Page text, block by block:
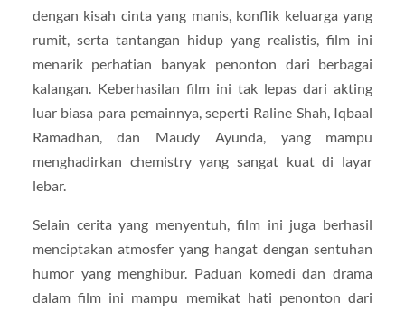
dengan kisah cinta yang manis, konflik keluarga yang
rumit, serta tantangan hidup yang realistis, film ini
menarik perhatian banyak penonton dari berbagai
kalangan. Keberhasilan film ini tak lepas dari akting
luar biasa para pemainnya, seperti Raline Shah, Iqbaal
Ramadhan, dan Maudy Ayunda, yang mampu
menghadirkan chemistry yang sangat kuat di layar
lebar.
Selain cerita yang menyentuh, film ini juga berhasil
menciptakan atmosfer yang hangat dengan sentuhan
humor yang menghibur. Paduan komedi dan drama
dalam film ini mampu memikat hati penonton dari